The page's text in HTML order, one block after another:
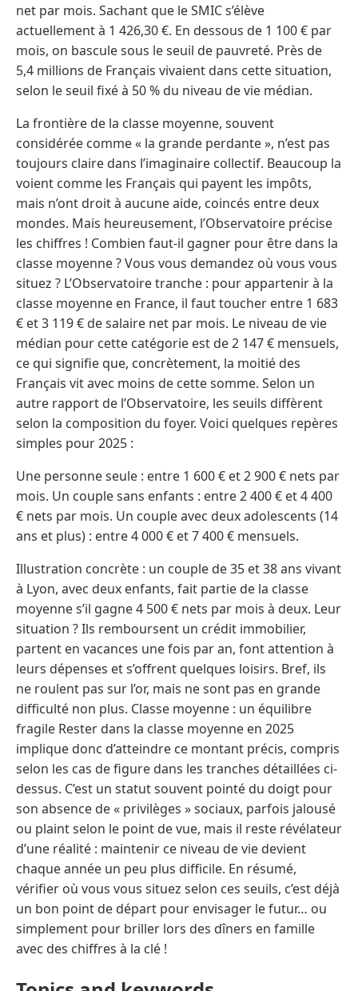
net par mois. Sachant que le SMIC s’élève
actuellement à 1 426,30 €. En dessous de 1 100 € par
mois, on bascule sous le seuil de pauvreté. Près de
5,4 millions de Français vivaient dans cette situation,
selon le seuil fixé à 50 % du niveau de vie médian.
La frontière de la classe moyenne, souvent
considérée comme « la grande perdante », n’est pas
toujours claire dans l’imaginaire collectif. Beaucoup la
voient comme les Français qui payent les impôts,
mais n’ont droit à aucune aide, coincés entre deux
mondes. Mais heureusement, l’Observatoire précise
les chiffres ! Combien faut-il gagner pour être dans la
classe moyenne ? Vous vous demandez où vous vous
situez ? L’Observatoire tranche : pour appartenir à la
classe moyenne en France, il faut toucher entre 1 683
€ et 3 119 € de salaire net par mois. Le niveau de vie
médian pour cette catégorie est de 2 147 € mensuels,
ce qui signifie que, concrètement, la moitié des
Français vit avec moins de cette somme. Selon un
autre rapport de l’Observatoire, les seuils diffèrent
selon la composition du foyer. Voici quelques repères
simples pour 2025 :
Une personne seule : entre 1 600 € et 2 900 € nets par
mois. Un couple sans enfants : entre 2 400 € et 4 400
€ nets par mois. Un couple avec deux adolescents (14
ans et plus) : entre 4 000 € et 7 400 € mensuels.
Illustration concrète : un couple de 35 et 38 ans vivant
à Lyon, avec deux enfants, fait partie de la classe
moyenne s’il gagne 4 500 € nets par mois à deux. Leur
situation ? Ils remboursent un crédit immobilier,
partent en vacances une fois par an, font attention à
leurs dépenses et s’offrent quelques loisirs. Bref, ils
ne roulent pas sur l’or, mais ne sont pas en grande
difficulté non plus. Classe moyenne : un équilibre
fragile Rester dans la classe moyenne en 2025
implique donc d’atteindre ce montant précis, compris
selon les cas de figure dans les tranches détaillées ci-
dessus. C’est un statut souvent pointé du doigt pour
son absence de « privilèges » sociaux, parfois jalousé
ou plaint selon le point de vue, mais il reste révélateur
d’une réalité : maintenir ce niveau de vie devient
chaque année un peu plus difficile. En résumé,
vérifier où vous vous situez selon ces seuils, c’est déjà
un bon point de départ pour envisager le futur… ou
simplement pour briller lors des dîners en famille
avec des chiffres à la clé !